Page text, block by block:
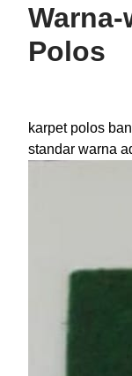
Polos
karpet polos
standar warna